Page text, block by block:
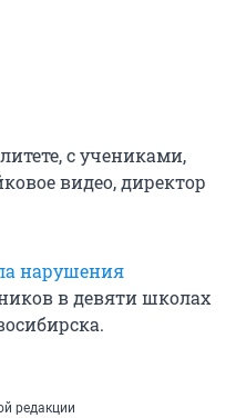
с учениками,
видео, директор
нарушения
в девяти школах
редакции